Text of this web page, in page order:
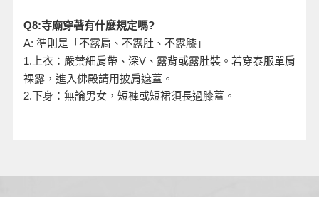
Q8:寺廟穿著有什麼規定嗎?
A: 準則是「不露肩、不露肚、不露膝」
1. 上衣：嚴禁細肩帶、深V、露背或露肚裝。若穿泰服單肩
裸露，進入佛殿請用披肩遮蓋。
2.下身：無論男女，短褲或短裙須長過膝蓋。